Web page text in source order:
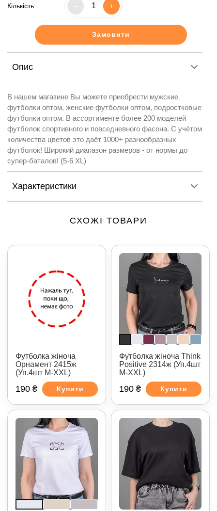
Кількість: +
Замовити
Опис
В нашем магазине Вы можете приобрести мужские
футболки оптом, женские футболки оптом, подростковые
футболки оптом. В ассортименте более 200 моделей
футболок спортивного и повседневного фасона. С учётом
количества цветов это даёт 1000+ разнообразных
футболок! Широкий диапазон размеров - от нормы до
супер-баталов! (5-6 XL)
Характеристики
СХОЖІ ТОВАРИ
Футболка жіноча
Орнамент 2415ж
(Уп.4шт M-XXL)
190 ₴ Купити
Футболка жіноча Think
Positive 2314ж (Уп.4шт
M-XXL)
190 ₴ Купити